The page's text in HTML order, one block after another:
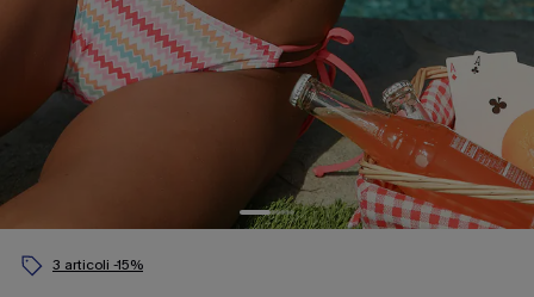
3 articoli -15%